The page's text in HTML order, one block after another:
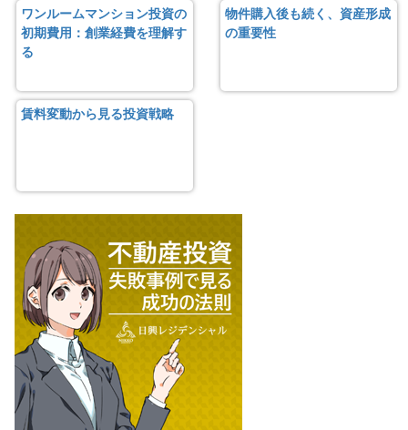
ワンルームマンション投資の
初期費用：創業経費を理解す
る
物件購入後も続く、資産形成
の重要性
賃料変動から見る投資戦略